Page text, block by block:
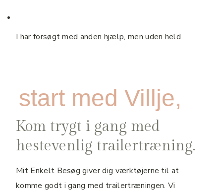
I har forsøgt med anden hjælp, men uden held
start med Villje,
Kom trygt i gang med
hestevenlig trailertræning.
Mit Enkelt Besøg giver dig værktøjerne til at
komme godt i gang med trailertræningen. Vi